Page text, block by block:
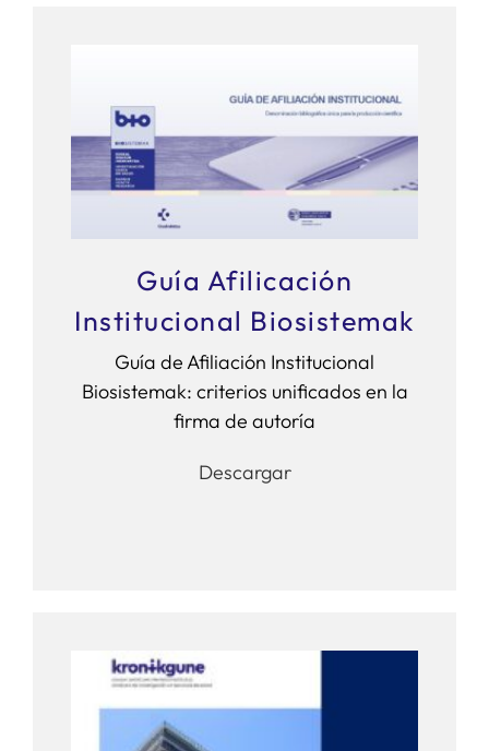
Guía Afilicación
Institucional Biosistemak
Guía de Afiliación Institucional
Biosistemak: criterios unificados en la
firma de autoría
Descargar